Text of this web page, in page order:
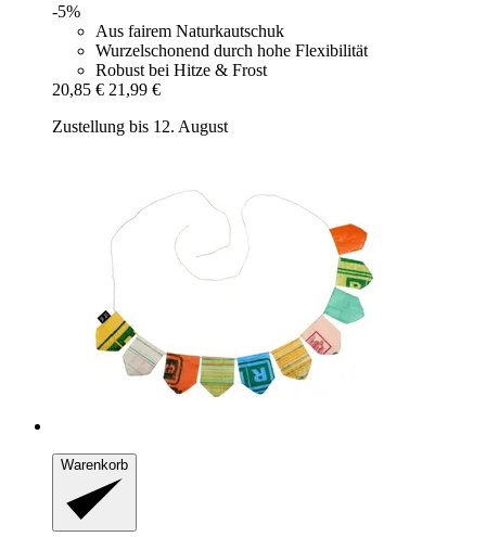
-5%
Aus fairem Naturkautschuk
Wurzelschonend durch hohe Flexibilität
Robust bei Hitze & Frost
20,85 € 21,99 €
Zustellung bis 12. August
Warenkorb